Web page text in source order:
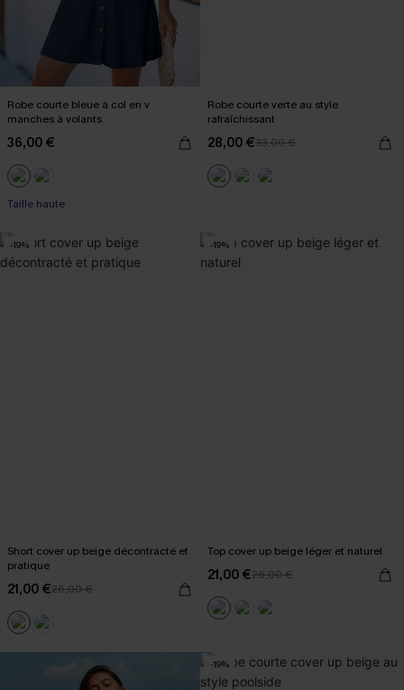
Robe courte bleue à col en v
manches à volants
36,00 €
Taille haute
Robe courte verte au style
rafraîchissant
28,00 €33,00 €
-19%
Short cover up beige décontracté et
pratique
21,00 €26,00 €
-19%
Top cover up beige léger et naturel
21,00 €26,00 €
-19%